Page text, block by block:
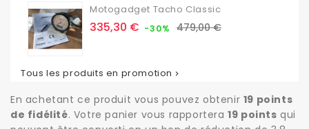
Motogadget Tacho Classic
Prix
335,30 € -30% Prix
479,00 €
Tous les produits en promotion 
En achetant ce produit vous pouvez obtenir 19 points
de fidélité. Votre panier vous rapportera19 points qui